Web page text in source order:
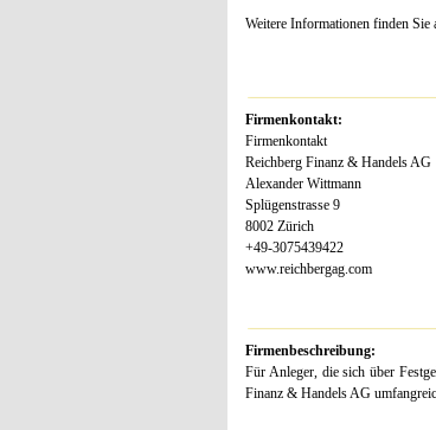
Weitere Informationen finden
Firmenkontakt:
Firmenkontakt
Reichberg Finanz & Handels AG
Alexander Wittmann
Splügenstrasse 9
8002 Zürich
+49-3075439422
www.reichbergag.com
Firmenbeschreibung:
Für Anleger, die sich über
Finanz & Handels AG